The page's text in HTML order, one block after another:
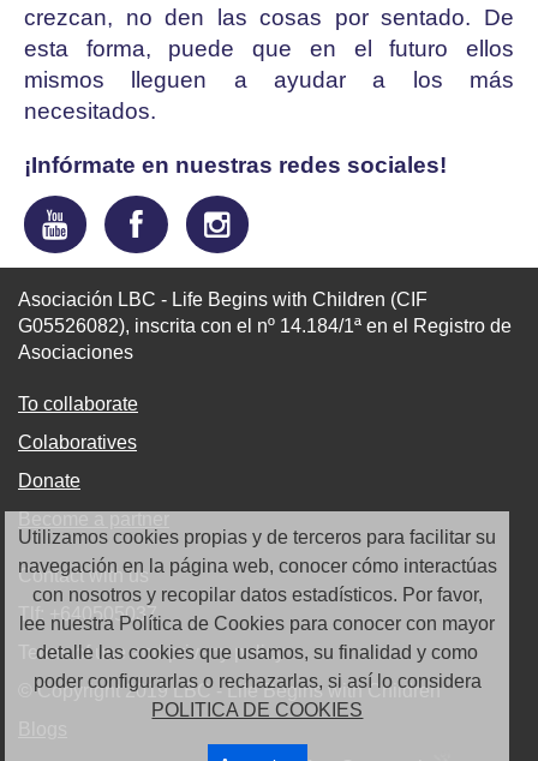
crezcan, no den las cosas por sentado. De
esta forma, puede que en el futuro ellos
mismos lleguen a ayudar a los más
necesitados.
¡Infórmate en nuestras redes sociales!
Asociación LBC - Life Begins with Children (CIF
G05526082), inscrita con el nº 14.184/1ª en el Registro de
Asociaciones
To collaborate
Colaboratives
Donate
Contact with us
Tlf: +640505037
Terms of use and privacy policy
© Copyright 2019 LBC - Life Begins with Children
Utilizamos cookies propias y de terceros para facilitar su
navegación en la página web, conocer cómo interactúas
con nosotros y recopilar datos estadísticos. Por favor,
lee nuestra Política de Cookies para conocer con mayor
detalle las cookies que usamos, su finalidad y como
poder configurarlas o rechazarlas, si así lo considera
POLITICA DE COOKIES